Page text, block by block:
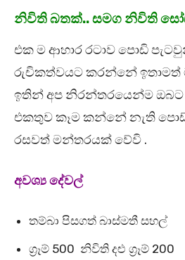
නිවිති බතක්.. සමග නිවිති
එක ම ආහාර රටාව පොඩි
රුචිකත්වයට කරන්නේ ඉතාමත්
ඉතින් අප නිරන්තරයෙන්ම
එකතුව කෑම කන්නේ නැති
රසවත් මන්තරයක් වේවි .
අවශ්‍ය දේවල්
තම්බා පිසගත් බාස්මතී සහල්
ග්‍රෑම් 500 නිවිති දළු ග්‍රෑම් 200